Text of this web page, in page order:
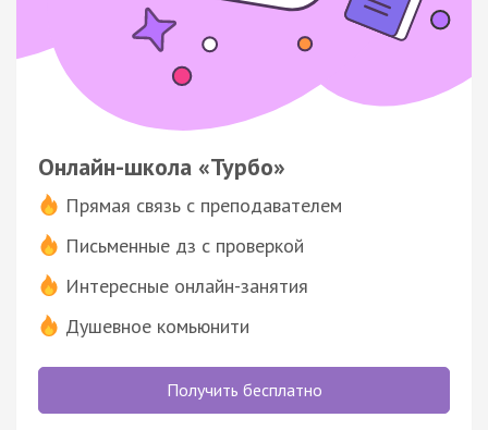
Онлайн-школа «Турбо»
Прямая связь с преподавателем
Письменные дз с проверкой
Интересные онлайн-занятия
Душевное комьюнити
Получить бесплатно